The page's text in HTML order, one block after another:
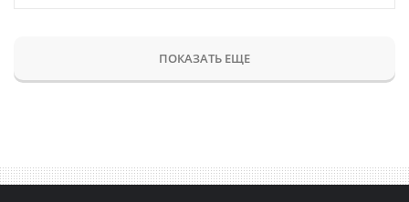
ПОКАЗАТЬ ЕЩЕ